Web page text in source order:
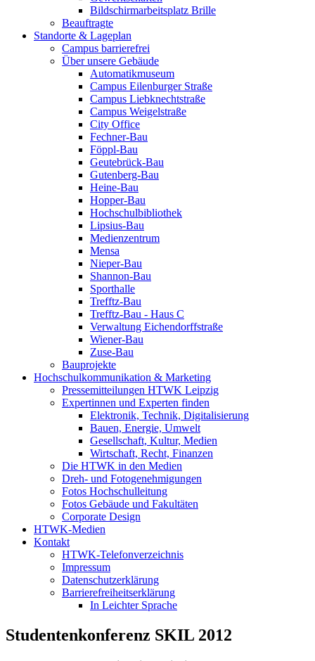
Bildschirmarbeitsplatz Brille
Beauftragte
Standorte & Lageplan
Campus barrierefrei
Über unsere Gebäude
Automatikmuseum
Campus Eilenburger Straße
Campus Liebknechtstraße
Campus Weigelstraße
City Office
Fechner-Bau
Föppl-Bau
Geutebrück-Bau
Gutenberg-Bau
Heine-Bau
Hopper-Bau
Hochschulbibliothek
Lipsius-Bau
Medienzentrum
Mensa
Nieper-Bau
Shannon-Bau
Sporthalle
Trefftz-Bau
Trefftz-Bau - Haus C
Verwaltung Eichendorffstraße
Wiener-Bau
Zuse-Bau
Bauprojekte
Hochschulkommunikation & Marketing
Pressemitteilungen HTWK Leipzig
Expertinnen und Experten finden
Elektronik, Technik, Digitalisierung
Bauen, Energie, Umwelt
Gesellschaft, Kultur, Medien
Wirtschaft, Recht, Finanzen
Die HTWK in den Medien
Dreh- und Fotogenehmigungen
Fotos Hochschulleitung
Fotos Gebäude und Fakultäten
Corporate Design
HTWK-Medien
Kontakt
HTWK-Telefonverzeichnis
Impressum
Datenschutzerklärung
Barrierefreiheitserklärung
In Leichter Sprache
Studentenkonferenz SKIL 2012